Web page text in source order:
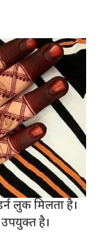
लुक मिलता है।
है।